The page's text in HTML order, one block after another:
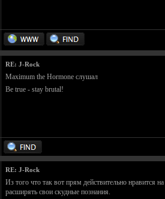
RE: J-Rock
Maximum the Hormone слушал
Be true - stay brutal!
RE: J-Rock
Из того что так вот прям действительно нравится
расширять свои скудные познания.